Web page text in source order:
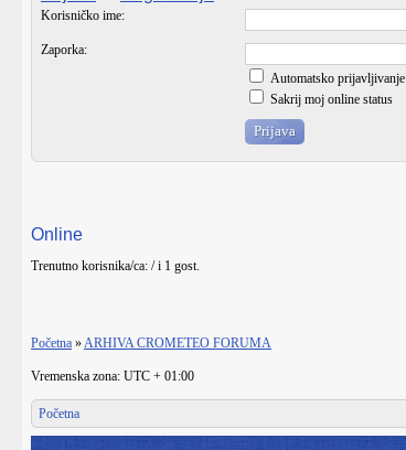
Korisničko ime:
Zaporka:
Automatsko prijavljivanje
Sakrij moj online status
Online
Trenutno korisnika/ca: / i 1 gost.
Početna »ARHIVA CROMETEO FORUMA
Vremenska zona: UTC + 01:00
Početna